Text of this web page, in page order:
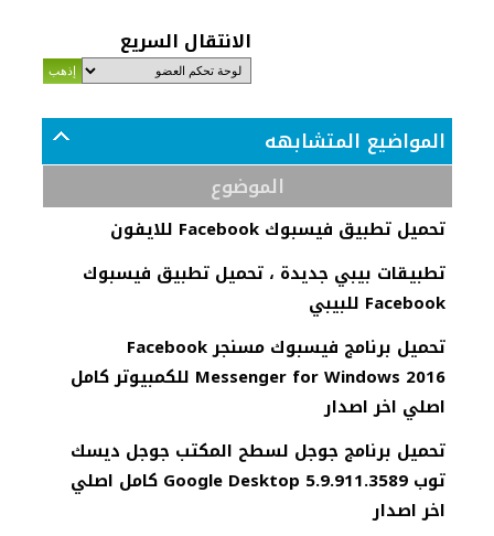
الانتقال السريع
المواضيع المتشابهه
الموضوع
تحميل تطبيق فيسبوك Facebook للايفون
تطبيقات بيبي جديدة ، تحميل تطبيق فيسبوك
Facebook للبيبي
تحميل برنامج فيسبوك مسنجر Facebook
Messenger for Windows 2016 للكمبيوتر كامل
اصلي اخر اصدار
تحميل برنامج جوجل لسطح المكتب جوجل ديسك
توب Google Desktop 5.9.911.3589 كامل اصلي
اخر اصدار